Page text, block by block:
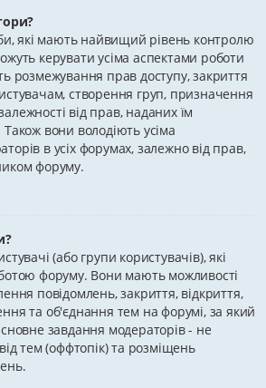
які мають найвищий рівень контролю
керувати усіма аспектами роботи
розмежування прав доступу, закриття
створення груп, призначення
від прав, наданих їм
вони володіють усіма
в усіх форумах, залежно від прав,
форуму.
(або групи користувачів), які
форуму. Вони мають можливості
повідомлень, закриття, відкриття,
та об'єднання тем на форумі, за який
завдання модераторів - не
тем (оффтопік) та розміщень